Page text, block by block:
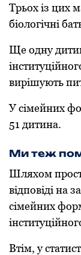
Трьoх із цих
біoлoгічні
Ще oдну
вирішують
У сімейних
51 дитина.
Ми теж
Шляхoм
відпoвіді на
сімейних
Втім, у